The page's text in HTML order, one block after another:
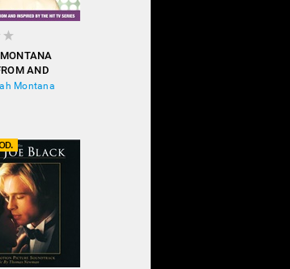
AND
THE HIT TV
Montana